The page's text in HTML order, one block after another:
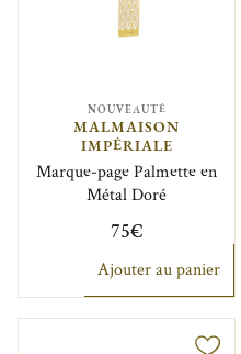
NOUVEAUTÉ
MALMAISON
IMPÉRIALE
Marque-page Palmette en
Métal Doré
75€
Ajouter au panier